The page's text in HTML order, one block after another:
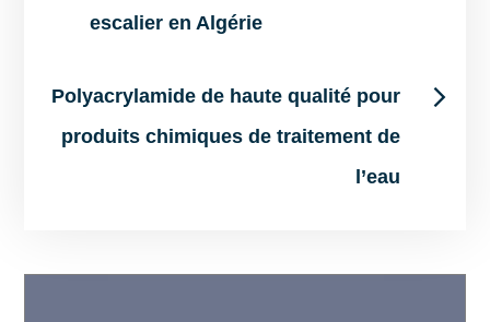
navigation
escalier en Algérie
Polyacrylamide de haute qualité pour
produits chimiques de traitement de
l’eau